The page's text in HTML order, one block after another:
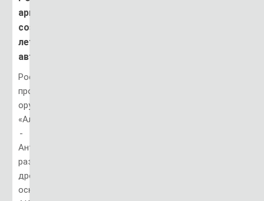
армия
создала
летающий
автомат
Российский
производитель
оружия
«Алмаз
-
Антей»
разработал
дрон,
оснащенный